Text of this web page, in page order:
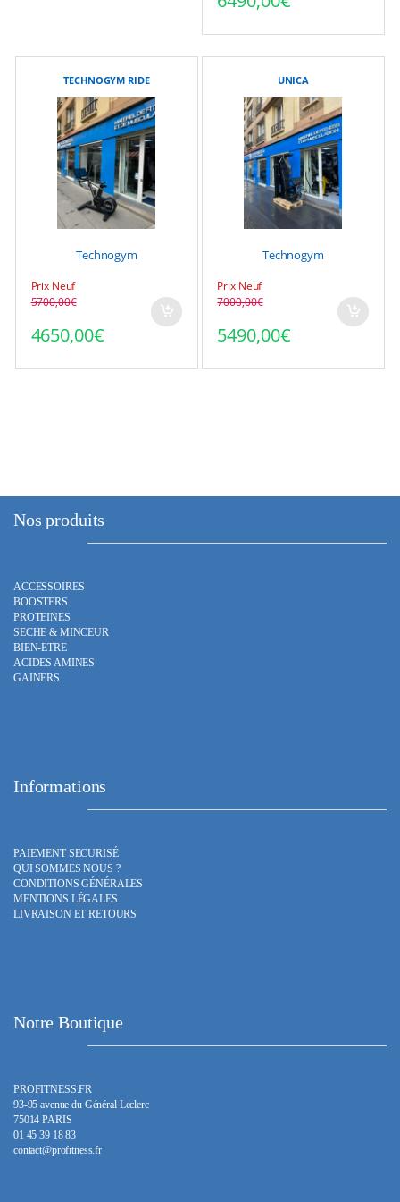
TECHNOGYM RIDE
Technogym
Prix Neuf
5700,00€
Le prix initial était : 5700,00€.
4650,00€
Le prix actuel est : 4650,00€.
UNICA
Technogym
Prix Neuf
7000,00€
Le prix initial était :
5490,00€
Le prix actuel est :
Nos produits
ACCESSOIRES
BOOSTERS
PROTEINES
SECHE & MINCEUR
BIEN-ETRE
ACIDES AMINES
GAINERS
Informations
PAIEMENT SECURISÉ
QUI SOMMES NOUS ?
CONDITIONS GÉNÉRALES
MENTIONS LÉGALES
LIVRAISON ET RETOURS
Notre Boutique
PROFITNESS.FR
93-95 avenue du Général Leclerc
75014 PARIS
01 45 39 18 83
contact@profitness.fr